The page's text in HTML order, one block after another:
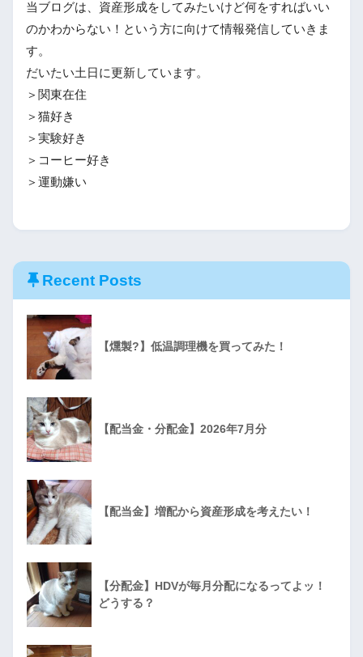
当ブログは、資産形成をしてみたいけど何をすればいい
のかわからない！という方に向けて情報発信していきま
す。
だいたい土日に更新しています。
＞関東在住
＞猫好き
＞実験好き
＞コーヒー好き
＞運動嫌い
Recent Posts
【燻製?】低温調理機を買ってみた！
【配当金・分配金】2026年7月分
【配当金】増配から資産形成を考えたい！
【分配金】HDVが毎月分配になるってよッ！
どうする？